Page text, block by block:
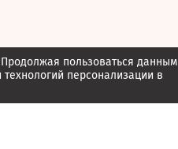
пользоваться данным
персонализации в